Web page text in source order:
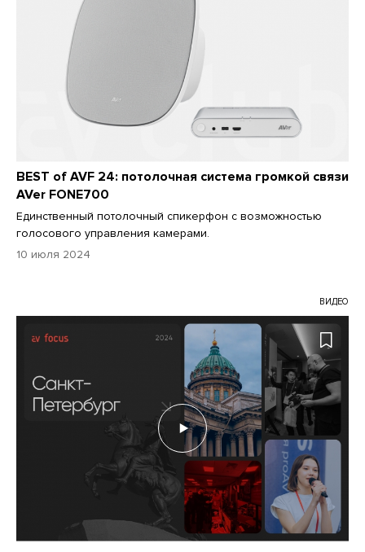
BEST of AVF 24: потолочная система громкой связи
AVer FONE700
Единственный потолочный спикерфон с возможностью
голосового управления камерами.
10 июля 2024
ВИДЕО